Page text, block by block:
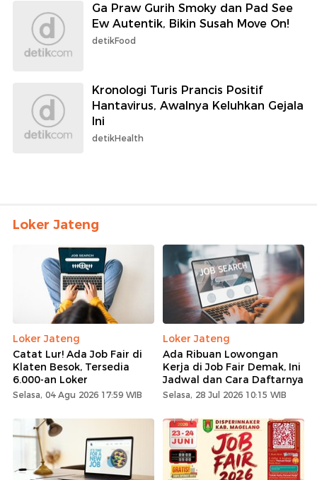
Ga Praw Gurih Smoky dan Pad See
Ew Autentik, Bikin Susah Move On!
detikFood
Kronologi Turis Prancis Positif
Hantavirus, Awalnya Keluhkan Gejala
Ini
detikHealth
Loker Jateng
Loker Jateng
Catat Lur! Ada Job Fair di
Klaten Besok, Tersedia
6.000-an Loker
Selasa, 04 Agu 2026 17:59 WIB
Loker Jateng
Ada Ribuan Lowongan
Kerja di Job Fair Demak, Ini
Jadwal dan Cara Daftarnya
Selasa, 28 Jul 2026 10:15 WIB